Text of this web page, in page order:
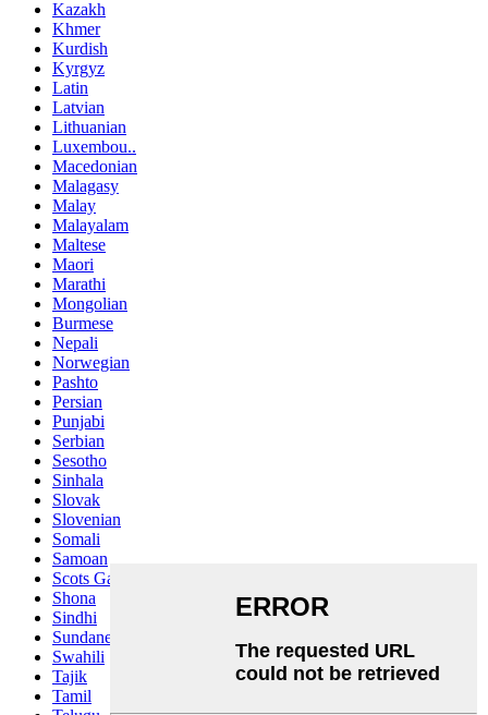
Kazakh
Khmer
Kurdish
Kyrgyz
Latin
Latvian
Lithuanian
Luxembou..
Macedonian
Malagasy
Malay
Malayalam
Maltese
Maori
Marathi
Mongolian
Burmese
Nepali
Norwegian
Pashto
Persian
Punjabi
Serbian
Sesotho
Sinhala
Slovak
Slovenian
Somali
Samoan
Scots Gaelic
Shona
Sindhi
Sundanese
Swahili
Tajik
Tamil